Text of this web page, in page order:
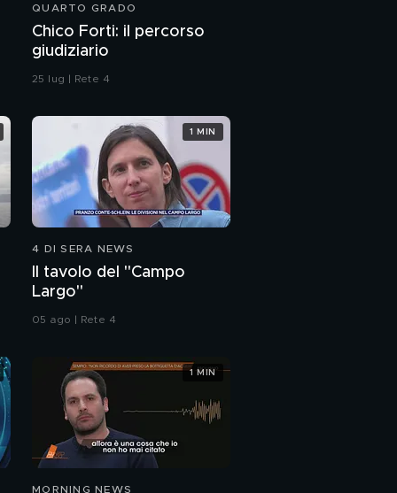
QUARTO GRADO
Chico Forti: il percorso
giudiziario
25 lug | Rete 4
4 DI SERA NEWS
Il tavolo del "Campo
Largo"
05 ago | Rete 4
1 MIN
MORNING NEWS
1 MIN